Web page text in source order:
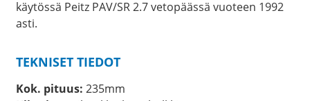
käytössä Peitz PAV/SR 2.7 vetopäässä vuoteen 1992
asti.
TEKNISET TIEDOT
Kok. pituus: 235mm